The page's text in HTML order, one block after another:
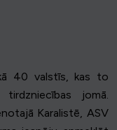
40 valstīs, kas to
jomā.
Karalistē, ASV